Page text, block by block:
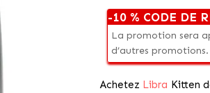
-10 % CODE DE
La promotion sera
d’autres promotions.
Achetez Libra Kitten